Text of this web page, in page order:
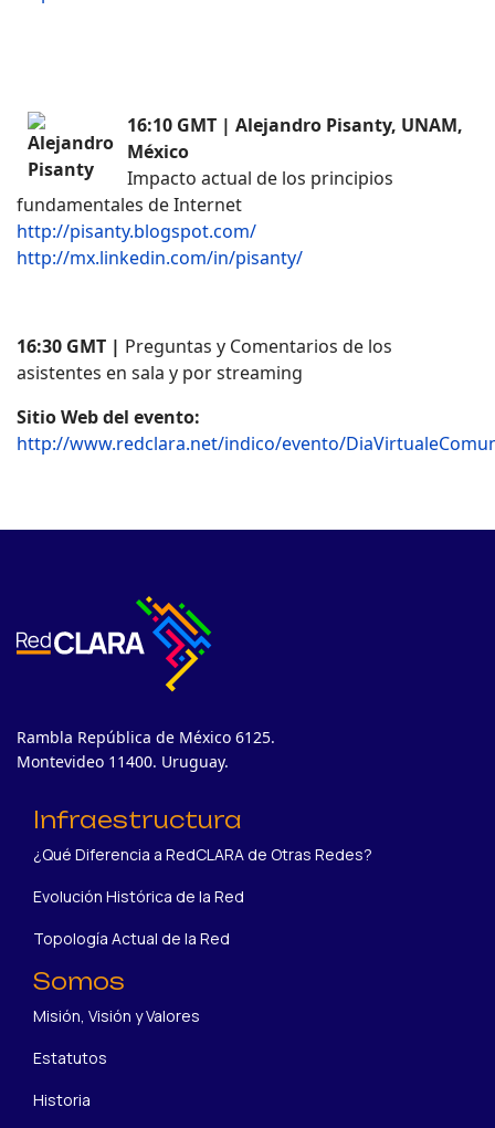
16:10 GMT | Alejandro Pisanty, UNAM,
México
Impacto actual de los principios
fundamentales de Internet
http://pisanty.blogspot.com/
http://mx.linkedin.com/in/pisanty/
16:30 GMT | Preguntas y Comentarios de los
asistentes en sala y por streaming
Sitio Web del evento:
http://www.redclara.net/indico/evento/
Rambla República de México 6125.
Montevideo 11400. Uruguay.
Infraestructura
¿Qué Diferencia a RedCLARA de Otras Redes?
Evolución Histórica de la Red
Topología Actual de la Red
Somos
Misión, Visión y Valores
Estatutos
Historia